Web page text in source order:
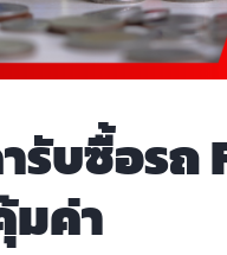
บซื้อรถ
มค่า